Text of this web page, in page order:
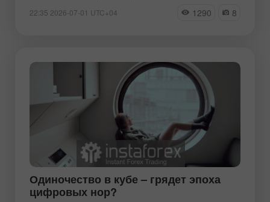
22:35 2026-07-01 UTC+04 1290 8
Одиночество в кубе – грядет эпоха
цифровых нор?